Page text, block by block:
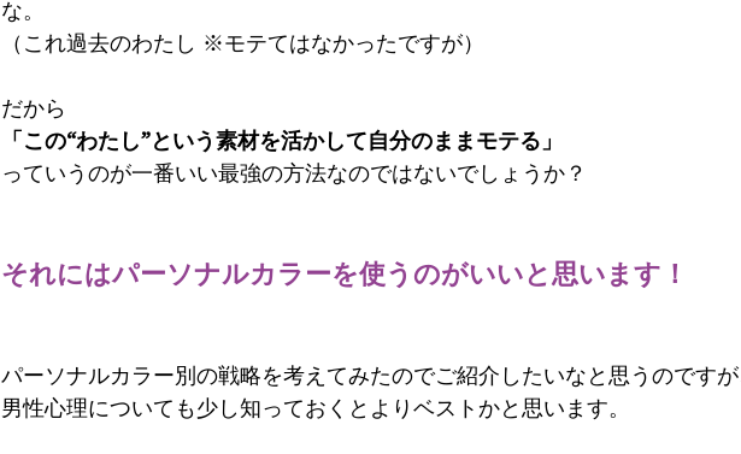
な。
（これ過去のわたし ※モテてはなかったですが）
だから
「この“わたし”という素材を活かして自分のままモテる」
っていうのが一番いい最強の方法なのではないでしょうか？
それにはパーソナルカラーを使うのがいいと思います！
パーソナルカラー別の戦略を考えてみたのでご紹介したいなと思うのです
男性心理についても少し知っておくとよりベストかと思います。